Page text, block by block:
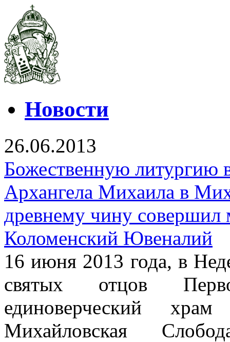
Новости
26.06.2013
Божественную литургию
Архангела Михаила в
древнему чину
Коломенский Ювеналий
16 июня 2013 года, в
святых отцов
единоверческий
Михайловская